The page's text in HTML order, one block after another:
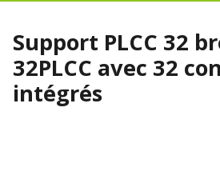
Support PLCC 32
32PLCC avec 32
intégrés